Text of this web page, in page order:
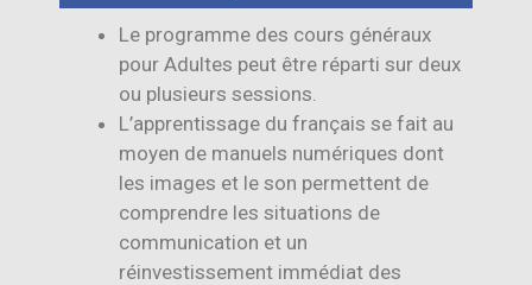
Le programme des cours généraux
pour Adultes peut être réparti sur deux
ou plusieurs sessions.
L’apprentissage du français se fait au
moyen de manuels numériques dont
les images et le son permettent de
comprendre les situations de
communication et un
réinvestissement immédiat des